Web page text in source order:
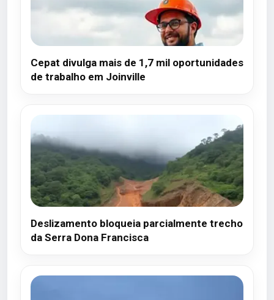
Cepat divulga mais de 1,7 mil oportunidades
de trabalho em Joinville
Deslizamento bloqueia parcialmente trecho
da Serra Dona Francisca